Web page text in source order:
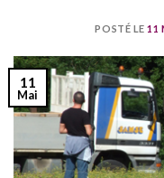
POSTÉ LE11
11
Mai